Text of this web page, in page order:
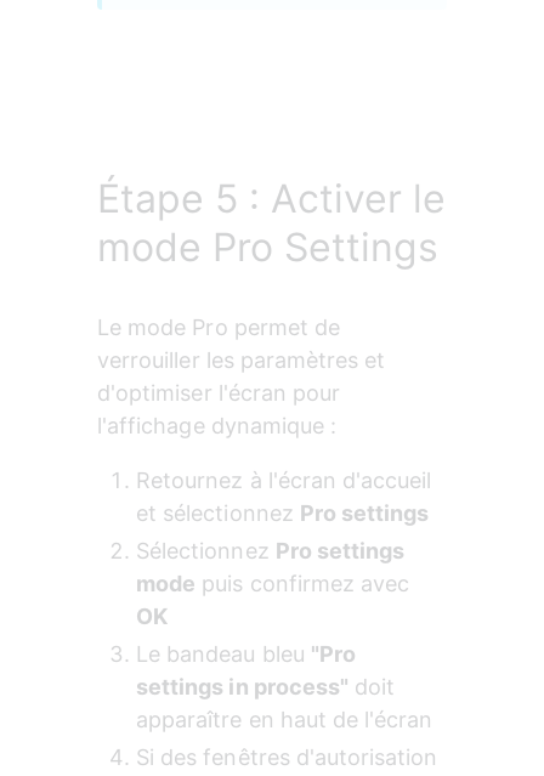
Étape 5 : Activer le
mode Pro Settings
Le mode Pro permet de
verrouiller les paramètres et
d'optimiser l'écran pour
l'affichage dynamique :
Retournez à l'écran d'accueil
et sélectionnez Pro settings
Sélectionnez Pro settings
mode puis confirmez avec
OK
Le bandeau bleu "Pro
settings in process" doit
apparaître en haut de l'écran
Si des fenêtres d'autorisation